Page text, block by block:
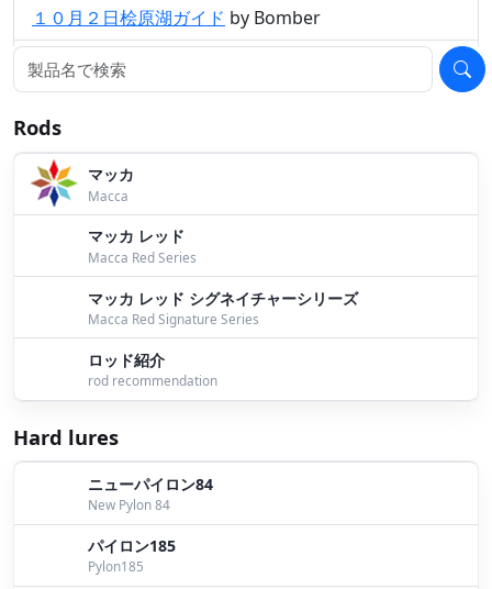
１０月２日桧原湖ガイド by Bomber
秋の表層ボイル始まりました！
８月２５日桧原湖ガイドby Bomber
８月１７日桧原湖ガイド
８月１４日桧原湖ガイド
８月１２日、１３日桧原湖ガイド
by Bomber
８月１１日桧原湖ガイドby Bomber
８月１０日桧原湖ガイド
８月８日桧原湖ガイドby Bomber
８月６日桧原湖ガイド
８月５日桧原湖ガイド
Rods
マッカ
Macca
マッカ レッド
Macca Red Series
マッカ レッド シグネイチャーシリーズ
Macca Red Signature Series
ロッド紹介
rod recommendation
Hard lures
ニューパイロン84
New Pylon 84
パイロン185
Pylon185